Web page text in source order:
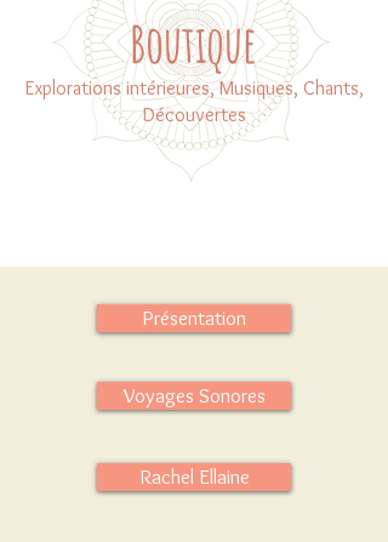
Boutique
Explorations intérieures, Musiques, Chants,
Découvertes
Présentation
Voyages Sonores
Rachel Ellaine